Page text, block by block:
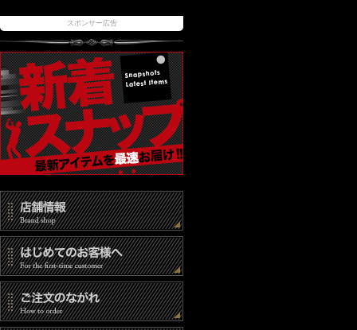
スポンサー広告